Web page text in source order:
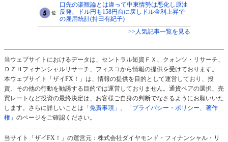
口先の楽観論とは違って中東情勢は悪化し原油
反発、ドル円も158円台に戻しドル金利上昇で
の雇用統計(持田有紀子)
>>人気記事一覧を見る
当ウェブサイトにおけるデータは、セントラル短資ＦＸ、クォンツ・リサーチ、
ＤＺＨフィナンシャルリサーチ、フィスコから情報の提供を受けております。
本ウェブサイト「ザイFX！」は、情報の提供を目的として運営しており、投
資、その他の行動を勧誘する目的では運営しておりません。通貨ペアの選択、売
買レートなど投資の最終決定は、お客様ご自身の判断でなさるようにお願いいた
します。さらに詳しいことは 「免責事項」 、
「プライバシー・ポリシー、著作
権」 のページをご確認ください。
当サイト「ザイFX！」の運営元：株式会社ダイヤモンド・フィナンシャル・リ